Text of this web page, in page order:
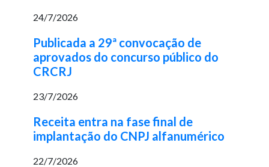
24/7/2026
Publicada a 29ª convocação de
aprovados do concurso público do
CRCRJ
23/7/2026
Receita entra na fase final de
implantação do CNPJ alfanumérico
22/7/2026